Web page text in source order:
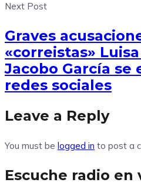
Next Post
Graves
«correistas»
Jacobo García
redes sociales
Leave a Reply
You must be logged in to post a
Escuche radio